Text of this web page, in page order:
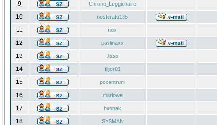
9 Chrono_Leggionaire
10 nosferatu135
11 nox
12 pavlinaxx
13 Jaso
14 tiger01
15 pccentrum
16 marlowe
17 husnak
18 SYSMAN